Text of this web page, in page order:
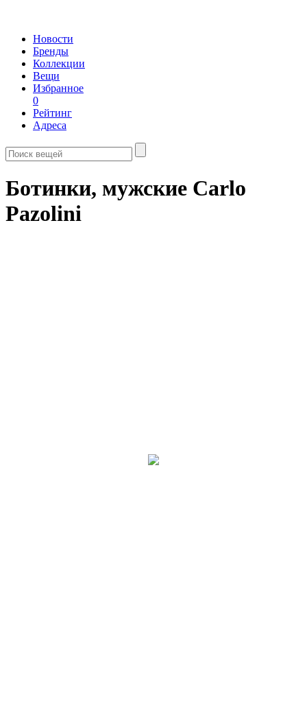
Новости
Бренды
Коллекции
Вещи
Избранное
0
Рейтинг
Адреса
Ботинки, мужские Carlo
Pazolini